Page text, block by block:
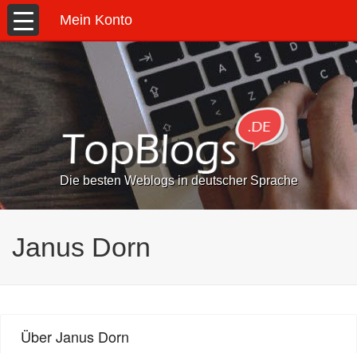
Mein Konto
Die besten Weblogs in deutscher Sprache
Janus Dorn
Über Janus Dorn